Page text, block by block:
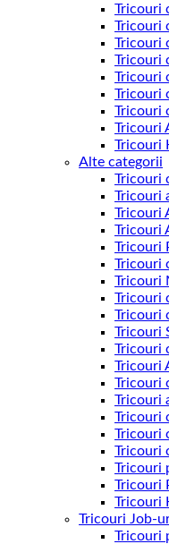
Tricouri
Tricouri
Tricouri
Tricouri
Tricouri
Tricouri
Tricouri
Tricouri
Tricouri
Alte categorii
Tricouri
Tricouri
Tricouri
Tricouri
Tricouri
Tricouri
Tricouri
Tricouri
Tricouri
Tricouri
Tricouri
Tricouri
Tricouri
Tricouri
Tricouri
Tricouri
Tricouri
Tricouri
Tricouri
Tricouri
Tricouri Job-
Tricouri